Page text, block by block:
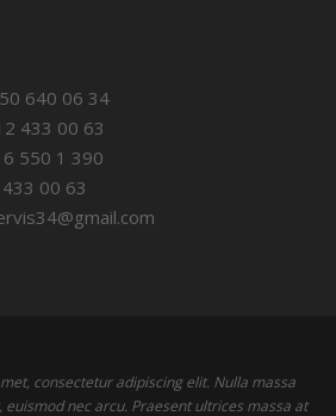
640 06 34
433 00 63
550 1 390
00 63
consectetur adipiscing elit. Nulla massa
nec arcu. Praesent ultrices massa at